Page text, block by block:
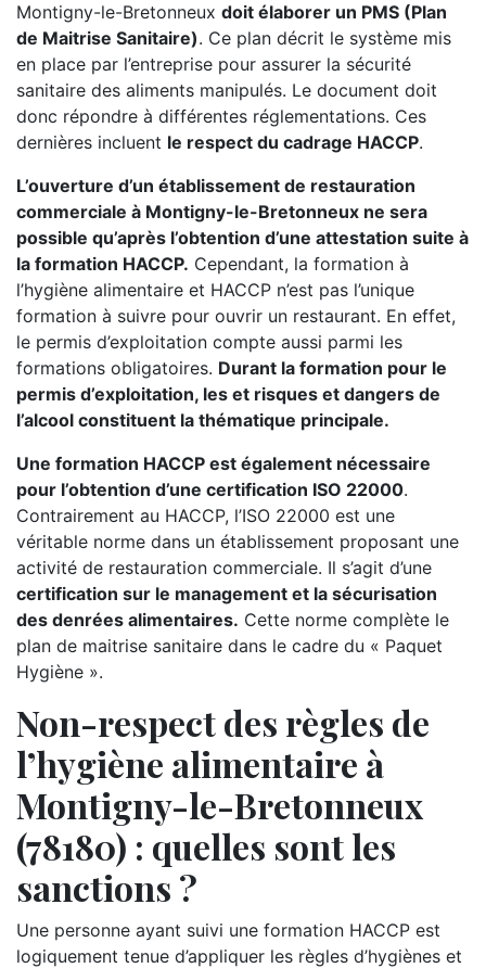
Montigny-le-Bretonneux doit élaborer un PMS (Plan
de Maitrise Sanitaire). Ce plan décrit le système mis
en place par l’entreprise pour assurer la sécurité
sanitaire des aliments manipulés. Le document doit
donc répondre à différentes réglementations. Ces
dernières incluent le respect du cadrage HACCP.
L’ouverture d’un établissement de restauration
commerciale à Montigny-le-Bretonneux ne sera
possible qu’après l’obtention d’une attestation suite à
la formation HACCP. Cependant, la formation à
l’hygiène alimentaire et HACCP n’est pas l’unique
formation à suivre pour ouvrir un restaurant. En effet,
le permis d’exploitation compte aussi parmi les
formations obligatoires. Durant la formation pour le
permis d’exploitation, les et risques et dangers de
l’alcool constituent la thématique principale.
Une formation HACCP est également nécessaire
pour l’obtention d’une certification ISO 22000.
Contrairement au HACCP, l’ISO 22000 est une
véritable norme dans un établissement proposant une
activité de restauration commerciale. Il s’agit d’une
certification sur le management et la sécurisation
des denrées alimentaires. Cette norme complète le
plan de maitrise sanitaire dans le cadre du « Paquet
Hygiène ».
Non-respect des règles de
l’hygiène alimentaire à
Montigny-le-Bretonneux
(78180) : quelles sont les
sanctions ?
Une personne ayant suivi une formation HACCP est
logiquement tenue d’appliquer les règles d’hygiènes et